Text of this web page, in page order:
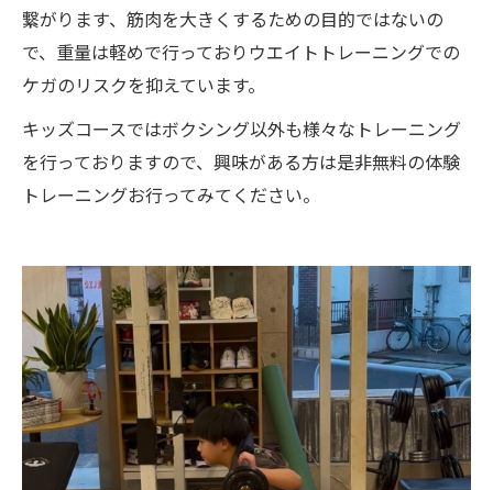
繋がります、筋肉を大きくするための目的ではないの
で、重量は軽めで行っておりウエイトトレーニングでの
ケガのリスクを抑えています。
キッズコースではボクシング以外も様々なトレーニング
を行っておりますので、興味がある方は是非無料の体験
トレーニングお行ってみてください。